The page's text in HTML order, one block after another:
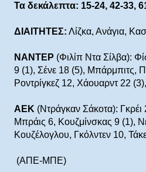
Τα δεκάλεπτα: 15-24, 42-33,
ΔΙΑΙΤΗΤΕΣ: Λίζκα, Ανάγια,
ΝΑΝΤΕΡ (Φιλίπ Ντα Σίλβα):
9 (1), Σένε 18 (5), Μπάρμπιτς,
Ροντρίγκεζ 12, Χάουαρντ 22
ΑΕΚ (Ντράγκαν Σάκοτα):
Μπράις 6, Κουζμίνσκας 9 (1),
Κουζέλογλου, Γκόλντεν 10,
(ΑΠΕ-ΜΠΕ)